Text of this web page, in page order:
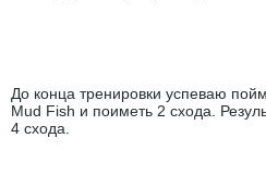
До конца тренировки успеваю
Mud Fish и поиметь 2 схода.
4 схода.